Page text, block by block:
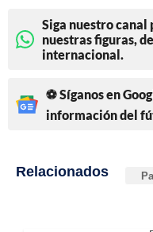
Siga nuestro
nuestras figuras,
internacional.
⚽ Síganos en
información del
Relacionados